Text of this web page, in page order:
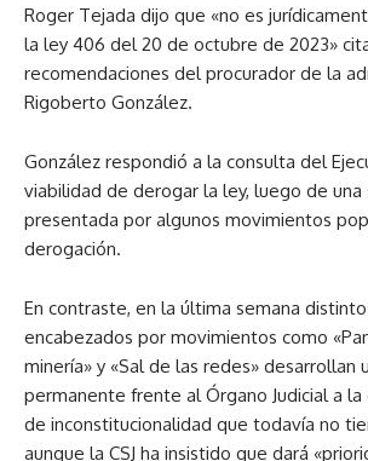
Roger Tejada dijo que «no es
la ley 406 del 20 de octubre de 2023»
recomendaciones del procurador de la
Rigoberto González.
González respondió a la consulta del
viabilidad de derogar la ley, luego de una
presentada por algunos movimientos
derogación.
En contraste, en la última semana
encabezados por movimientos como
minería» y «Sal de las redes» desarrollan
permanente frente al Órgano Judicial a
de inconstitucionalidad que todavía no
aunque la CSJ ha insistido que dará